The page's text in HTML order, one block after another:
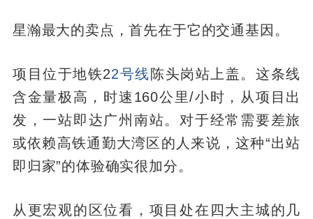
星瀚最大的卖点，首先在于它的交通基因。
项目位于地铁22号线陈头岗站上盖。这条线
含金量极高，时速160公里/小时，从项目出
发，一站即达广州南站。对于经常需要差旅
或依赖高铁通勤大湾区的人来说，这种“出站
即归家”的体验确实很加分。
从更宏观的区位看，项目处在四大主城的几